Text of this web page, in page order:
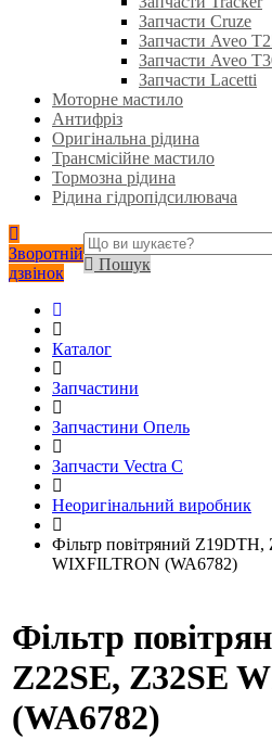
Запчасти Cruze
Запчасти Aveo
Запчасти Aveo
Запчасти Lacetti
Моторне мастило
Антифріз
Оригінальна рідина
Трансмісійне мастило
Тормозна рідина
Рідина гідропідсилювача
Зворотній
дзвінок
Пошук
Каталог
Запчастини
Запчастини Опель
Запчасти Vectra C
Неоригінальний виробник
Фільтр повітряний Z19DTH,
WIXFILTRON (WA6782)
Фільтр
Z22SE, Z32SE
(WA6782)